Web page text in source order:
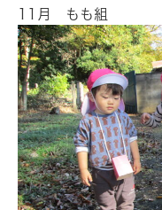
11月 もも組